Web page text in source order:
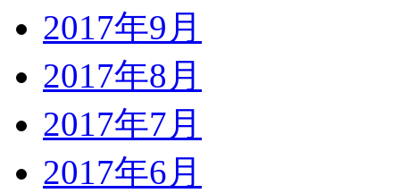
2017年9月
2017年8月
2017年7月
2017年6月